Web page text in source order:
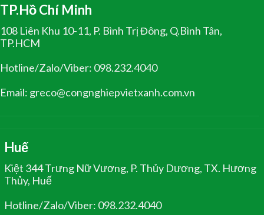
TP.Hồ Chí Minh
108 Liên Khu 10-11, P. Bình Trị Đông, Q.Bình Tân,
TP.HCM
Hotline/Zalo/Viber: 098.232.4040
Email: greco@congnghiepvietxanh.com.vn
Huế
Kiệt 344 Trưng Nữ Vương, P. Thủy Dương, TX. Hương
Thủy, Huế
Hotline/Zalo/Viber: 098.232.4040